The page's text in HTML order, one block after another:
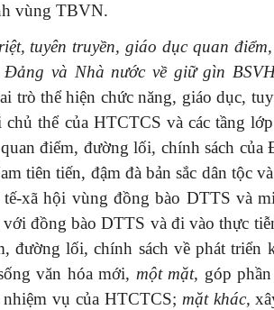
vùng TBVN.
tuyên truyền, giáo dục quan
và Nhà nước về giữ gìn
trò thể hiện chức năng, giáo dục,
thể của HTCTCS và các tầng
điểm, đường lối, chính sách của
tiên tiến, đậm đà bản sắc dân tộc
xã hội vùng đồng bào DTTS và
với đồng bào DTTS và đi vào thực
đường lối, chính sách về phát triển
văn hóa mới, một mặt, góp
vụ của HTCTCS; mặt khác,